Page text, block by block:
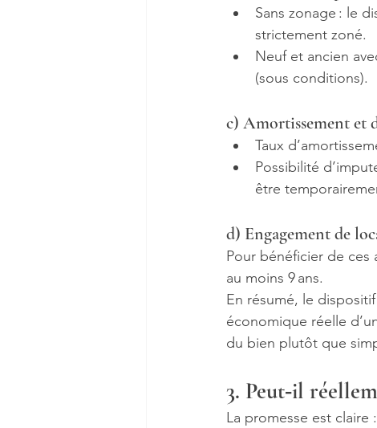
Sans zonage : le
strictement zoné.
Neuf et ancien
(sous conditions).
c) Amortissement et
Taux
Possibilité
être
d) Engagement de
Pour bénéficier de ces
au moins 9 ans.
En résumé, le
économique réelle
du bien plutôt que
3. Peut‑il
La promesse est claire